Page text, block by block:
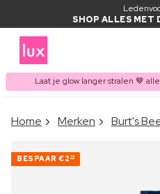
SHOP ALLES MET
Laat je glow langer stralen 🤎
ITEM
Home Merken Burt's
BESPAAR €2 10